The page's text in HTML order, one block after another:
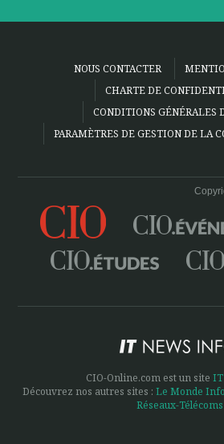
NOUS CONTACTER
CHARTE DE
CONDITIONS GÉNÉRALES
PARAMÈTRES DE GESTION DE LA
CIO-Online.com est un site
Découvrez nos autres sites : Le Monde
Réseaux-Télécoms